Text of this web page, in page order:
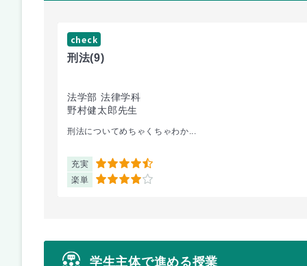
check
刑法(9)
法学部 法律学科
野村健太郎先生
刑法についてめちゃくちゃわか...
充実 4.5
楽単 4
学生主体で進める授業